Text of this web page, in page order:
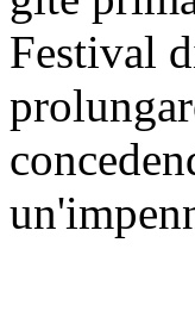
Festival